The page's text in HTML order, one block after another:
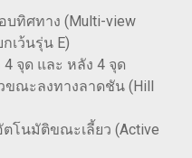
ทิศทาง (Multi-view
กเว้นรุ่น E)
จุด และ หลัง 4 จุด
ขณะลงทางลาดชัน (Hill
โนมัติขณะเลี้ยว (Active